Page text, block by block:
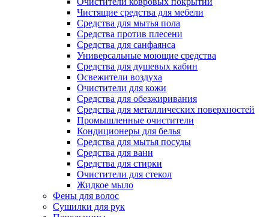
Чистящие средства для мебели
Средства для мытья пола
Средства против плесени
Средства для санфаянса
Универсальные моющие средства
Средства для душевых кабин
Освежители воздуха
Очистители для кожи
Средства для обезжиривания
Средства для металлических поверхностей
Промышленные очистители
Кондиционеры для белья
Средства для мытья посуды
Средства для ванн
Средства для стирки
Очистители для стекол
Жидкое мыло
Фены для волос
Сушилки для рук